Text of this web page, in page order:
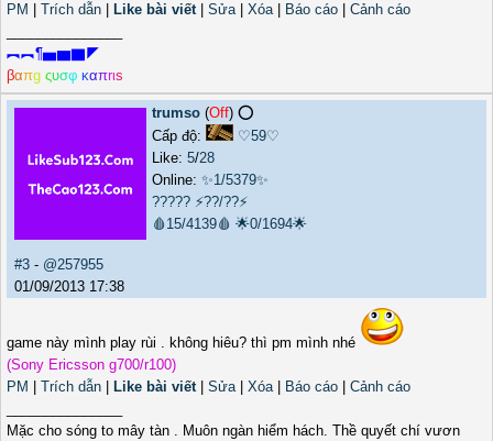
PM
Trích dẫn Like bài viết| Sửa| Xóa| Báo cáo
Cảnh cáo
︻︻¶▅▆▇◤
βαπg ςυσφ καπrιs
trumso (Off) ⭕️
Cấp độ:
♡59♡
Like: 5/28
Online: ✨1/5379✨
????? ⚡??/??⚡
🩸15/4139🩸 🌟0/1694🌟
#3 - @257955
01/09/2013 17:38
game này mình play rùi . không hiêu? thì pm mình nhé
(Sony Ericsson g700/r100)
PM
Trích dẫn Like bài viết| Sửa| Xóa| Báo cáo
Cảnh cáo
Mặc cho sóng to mây tàn . Muôn ngàn hiểm hách. Thề quyết chí vươn